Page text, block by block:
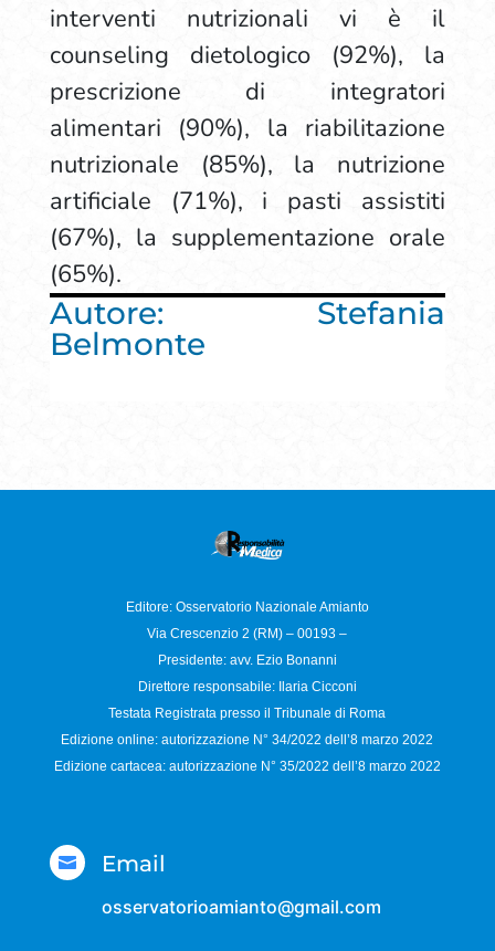
interventi nutrizionali vi è il
counseling dietologico (92%), la
prescrizione di integratori
alimentari (90%), la riabilitazione
nutrizionale (85%), la nutrizione
artificiale (71%), i pasti assistiti
(67%), la supplementazione orale
(65%).
Autore: Stefania
Belmonte
Editore: Osservatorio Nazionale Amianto
Via Crescenzio 2 (RM) – 00193 –
Presidente: avv. Ezio Bonanni
Direttore responsabile:
Ilaria Cicconi
Testata Registrata presso il Tribunale di Roma
Edizione online: autorizzazione N°34/2022 dell’8 marzo 2022
Edizione cartacea: autorizzazione N° 35/2022 dell’8 marzo 2022
 Email
osservatorioamianto@gmail.com